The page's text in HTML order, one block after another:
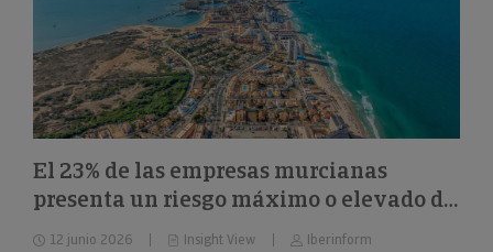
El 23% de las empresas murcianas
presenta un riesgo máximo o elevado de
impago
12 junio 2026 Insight View Iberinform